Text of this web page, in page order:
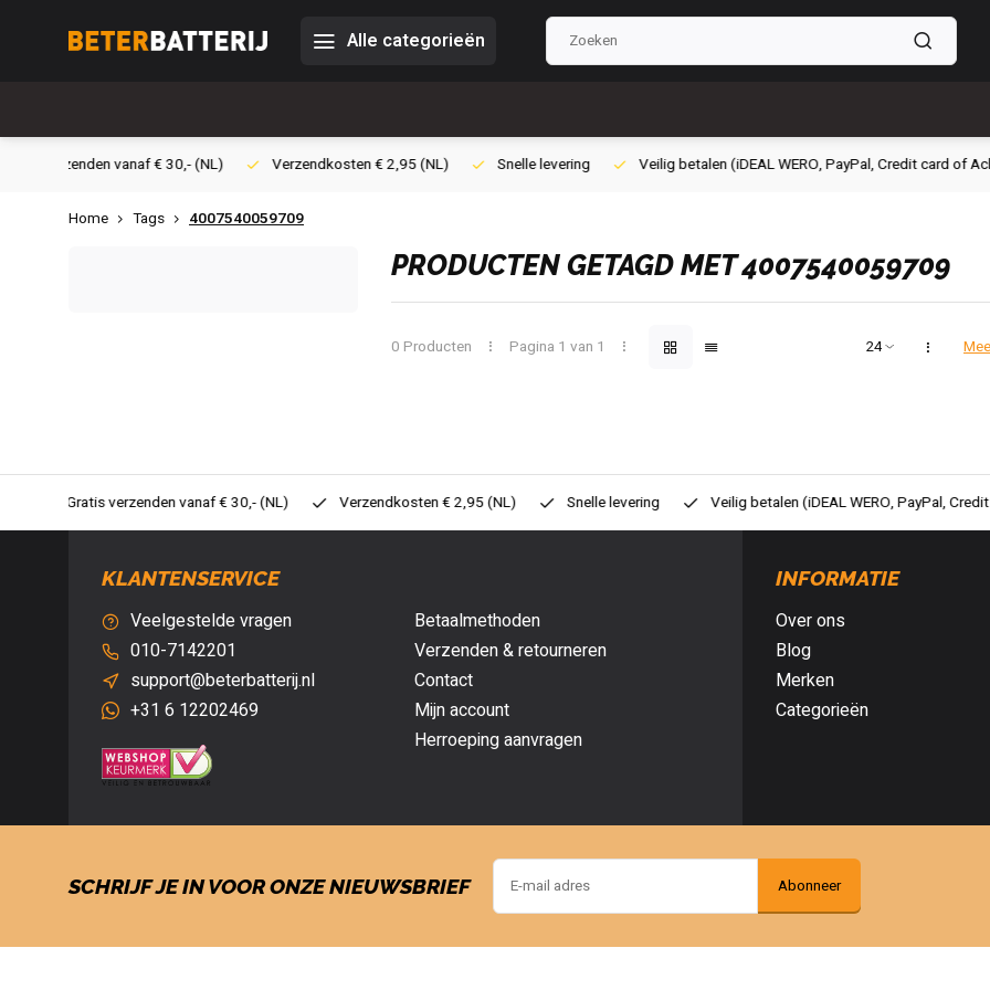
Alle categorieën
Verzendkosten € 2,95 (NL) Snelle levering Veilig betalen (iDEAL WERO, PayPal, Credit card of Achteraf betalen)
Home Tags 4007540059709
PRODUCTEN GETAGD MET 4007540059709
0 Producten Pagina 1 van 1
Verzendkosten € 2,95 (NL) Snelle levering Veilig betalen (iDEAL WERO, PayPal, Credit card of Achteraf betalen)
KLANTENSERVICE
Veelgestelde vragen
010-7142201
support@beterbatterij.nl
+31 6 12202469
Betaalmethoden
Verzenden & retourneren
Contact
Mijn account
Herroeping aanvragen
INFORMATIE
Over ons
Blog
Merken
Categorieën
SCHRIJF JE IN VOOR ONZE NIEUWSBRIEF Abonneer